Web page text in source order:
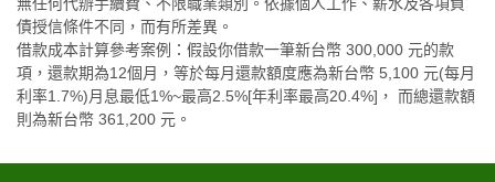
債授信條件不同，而有所差異。
借款成本計算參考案例：假設你借款一筆新台幣 300,000 元的款
項，還款期為12個月，等於每月還款額度應為新台幣 5,100 元(每月
利率1.7%)月息最低1%~最高2.5%[年利率最高20.4%]， 而總還款額
則為新台幣 361,200 元。